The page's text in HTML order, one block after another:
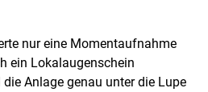
nur eine Momentaufnahme
ein Lokalaugenschein
Anlage genau unter die Lupe